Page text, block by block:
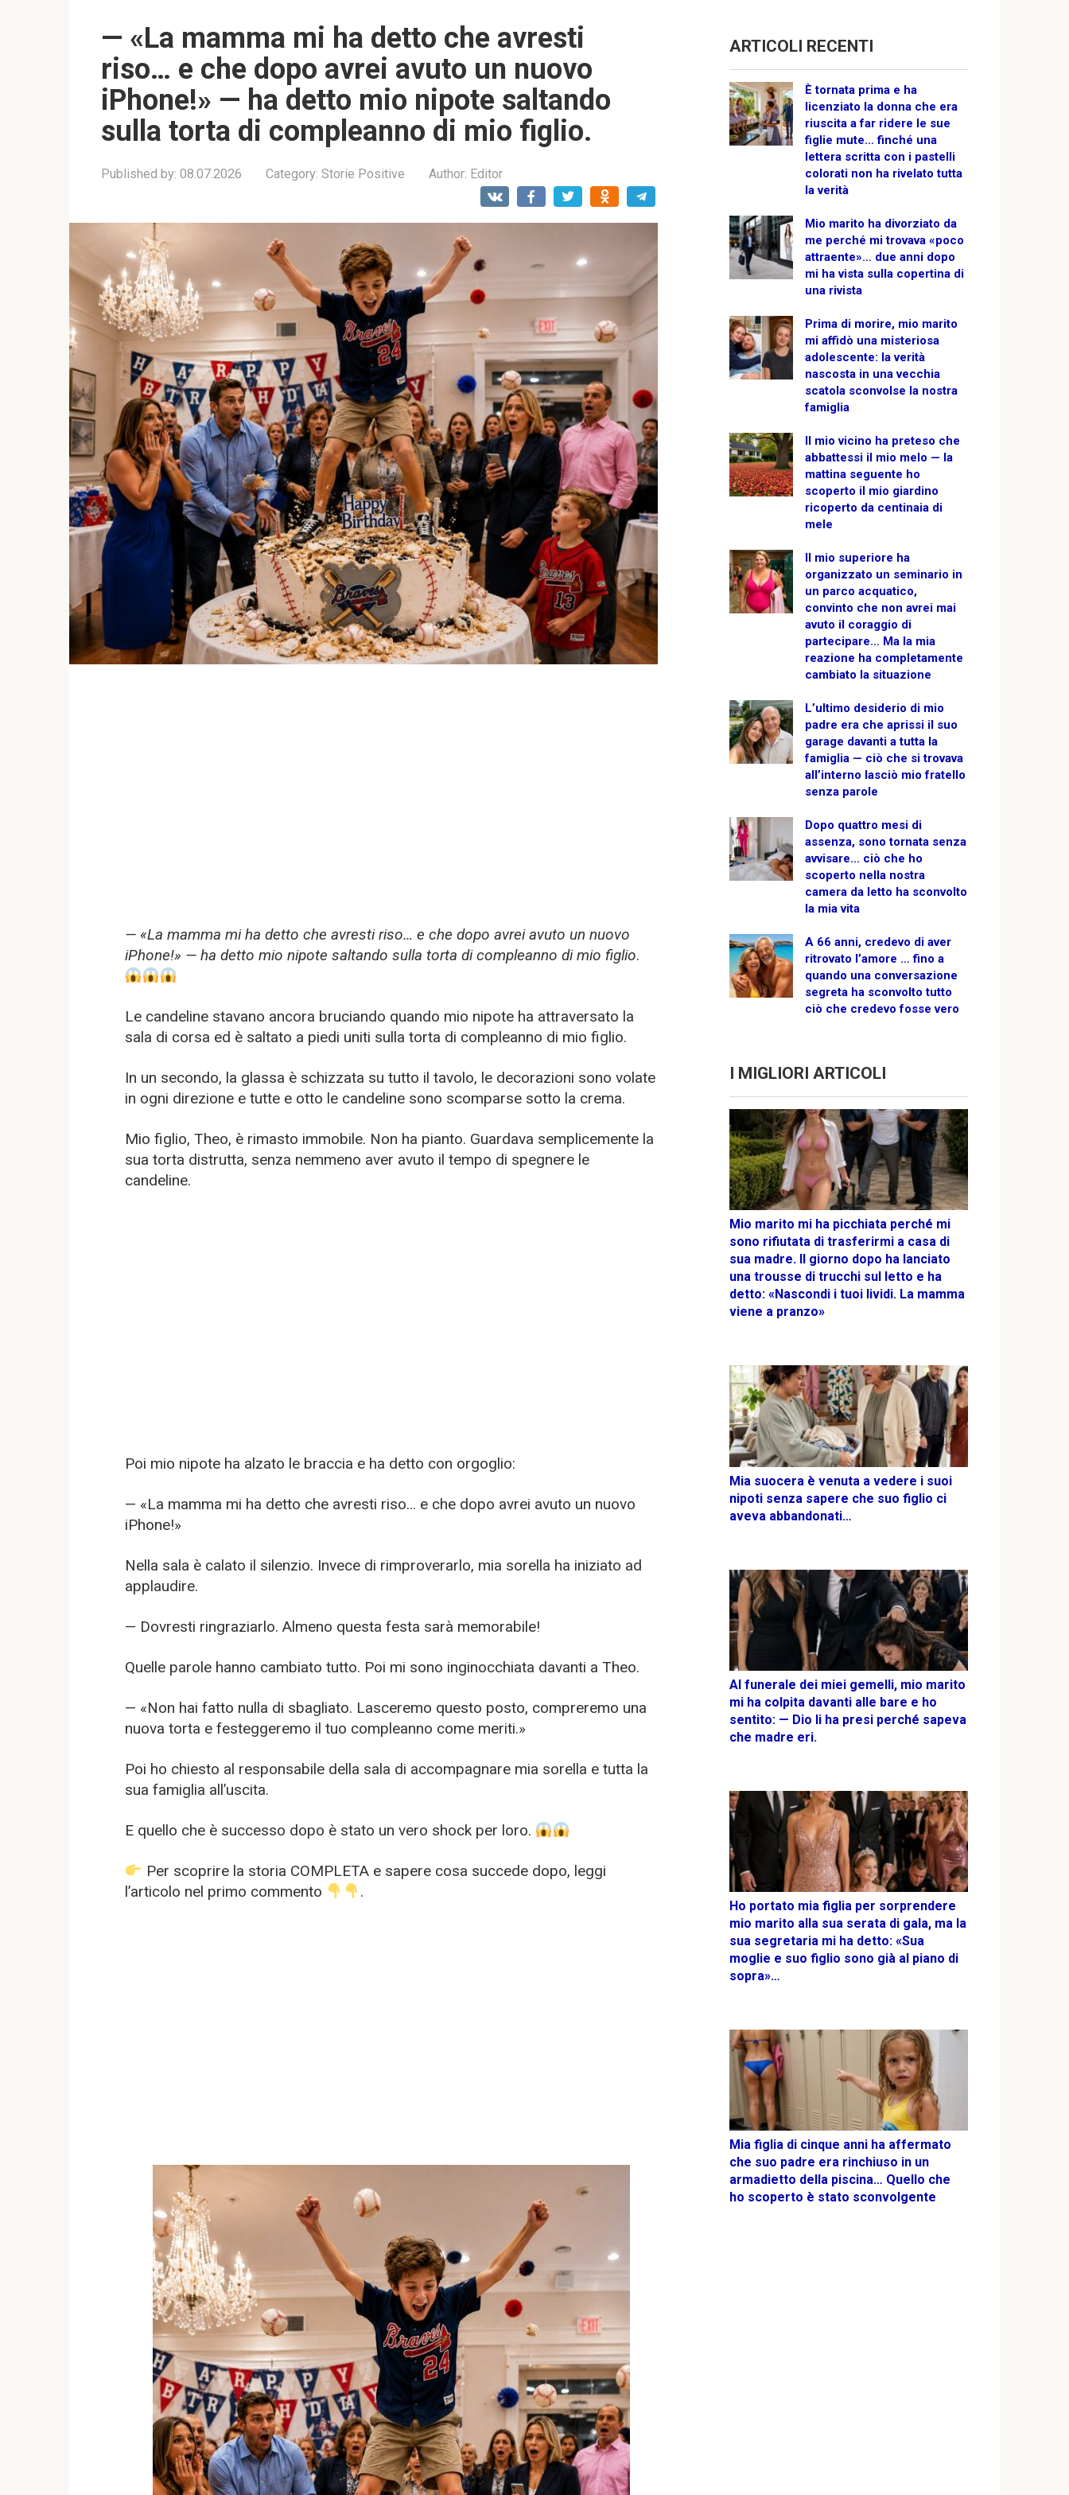
— «La mamma mi ha detto che avresti
riso… e che dopo avrei avuto un nuovo
iPhone!» — ha detto mio nipote saltando
sulla torta di compleanno di mio figlio.
Published by: 08.07.2026 Category: Storie Positive Author: Editor
— «La mamma mi ha detto che avresti riso… e che dopo avrei avuto un nuovo
iPhone!» — ha detto mio nipote saltando sulla torta di compleanno di mio figlio.
Le candeline stavano ancora bruciando quando mio nipote ha attraversato la
sala di corsa ed è saltato a piedi uniti sulla torta di compleanno di mio figlio.
In un secondo, la glassa è schizzata su tutto il tavolo, le decorazioni sono volate
in ogni direzione e tutte e otto le candeline sono scomparse sotto la crema.
Mio figlio, Theo, è rimasto immobile. Non ha pianto. Guardava semplicemente la
sua torta distrutta, senza nemmeno aver avuto il tempo di spegnere le
candeline.
Poi mio nipote ha alzato le braccia e ha detto con orgoglio:
— «La mamma mi ha detto che avresti riso… e che dopo avrei avuto un nuovo
iPhone!»
Nella sala è calato il silenzio. Invece di rimproverarlo, mia sorella ha iniziato ad
applaudire.
— Dovresti ringraziarlo. Almeno questa festa sarà memorabile!
Quelle parole hanno cambiato tutto. Poi mi sono inginocchiata davanti a Theo.
— «Non hai fatto nulla di sbagliato. Lasceremo questo posto, compreremo una
nuova torta e festeggeremo il tuo compleanno come meriti.»
Poi ho chiesto al responsabile della sala di accompagnare mia sorella e tutta la
sua famiglia all’uscita.
E quello che è successo dopo è stato un vero shock per loro.
Per scoprire la storia COMPLETA e sapere cosa succede dopo, leggi
l’articolo nel primo commento
.
ARTICOLI RECENTI
È tornata prima e ha
licenziato la donna che era
riuscita a far ridere le sue
figlie mute… finché una
lettera scritta con i pastelli
colorati non ha rivelato tutta
la verità
Mio marito ha divorziato da
me perché mi trovava «poco
attraente»… due anni dopo
mi ha vista sulla copertina di
una rivista
Prima di morire, mio marito
mi affidò una misteriosa
adolescente: la verità
nascosta in una vecchia
scatola sconvolse la nostra
famiglia
Il mio vicino ha preteso che
abbattessi il mio melo — la
mattina seguente ho
scoperto il mio giardino
ricoperto da centinaia di
mele
Il mio superiore ha
organizzato un seminario in
un parco acquatico,
convinto che non avrei mai
avuto il coraggio di
partecipare… Ma la mia
reazione ha completamente
cambiato la situazione
L’ultimo desiderio di mio
padre era che aprissi il suo
garage davanti a tutta la
famiglia — ciò che si trovava
all’interno lasciò mio fratello
senza parole
Dopo quattro mesi di
assenza, sono tornata senza
avvisare… ciò che ho
scoperto nella nostra
camera da letto ha sconvolto
la mia vita
A 66 anni, credevo di aver
ritrovato l’amore … fino a
quando una conversazione
segreta ha sconvolto tutto
ciò che credevo fosse vero
I MIGLIORI ARTICOLI
Mio marito mi ha picchiata perché mi
sono rifiutata di trasferirmi a casa di
sua madre. Il giorno dopo ha lanciato
una trousse di trucchi sul letto e ha
detto: «Nascondi i tuoi lividi. La mamma
viene a pranzo»
Mia suocera è venuta a vedere i suoi
nipoti senza sapere che suo figlio ci
aveva abbandonati…
Al funerale dei miei gemelli, mio marito
mi ha colpita davanti alle bare e ho
sentito: — Dio li ha presi perché sapeva
che madre eri.
Ho portato mia figlia per sorprendere
mio marito alla sua serata di gala, ma la
sua segretaria mi ha detto: «Sua
moglie e suo figlio sono già al piano di
sopra»…
Mia figlia di cinque anni ha affermato
che suo padre era rinchiuso in un
armadietto della piscina… Quello che
ho scoperto è stato sconvolgente